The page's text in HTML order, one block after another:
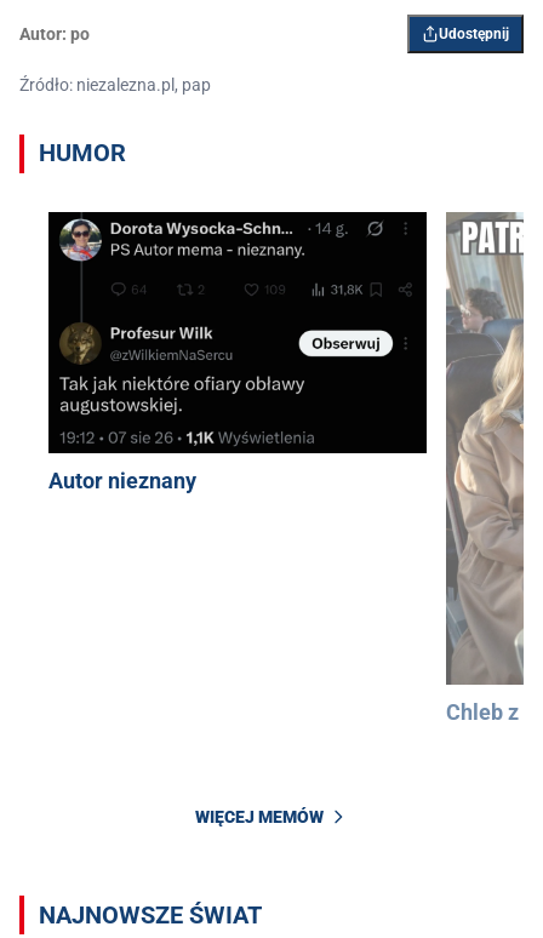
Autor: po Udostępnij
Źródło: niezalezna.pl, pap
HUMOR
Autor nieznany
Chleb z
WIĘCEJ MEMÓW
NAJNOWSZE ŚWIAT